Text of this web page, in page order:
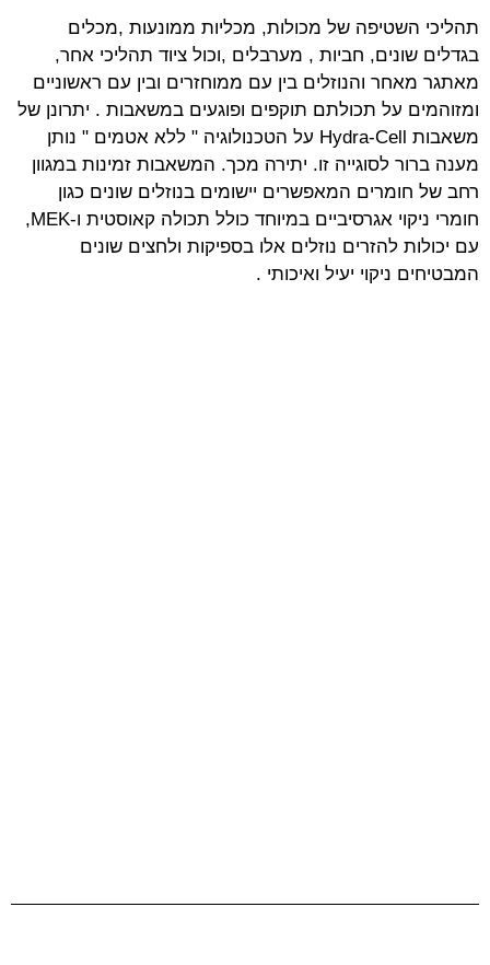
תהליכי השטיפה של מכולות, מכליות ממונעות ,מכלים
בגדלים שונים, חביות , מערבלים ,וכול ציוד תהליכי אחר,
מאתגר מאחר והנוזלים בין עם ממוחזרים ובין עם ראשוניים
ומזוהמים על תכולתם תוקפים ופוגעים במשאבות . יתרונן של
משאבות Hydra-Cell על הטכנולוגיה " ללא אטמים " נותן
מענה ברור לסוגייה זו. יתירה מכך. המשאבות זמינות במגוון
רחב של חומרים המאפשרים יישומים בנוזלים שונים כגון
חומרי ניקוי אגרסיביים במיוחד כולל תכולה קאוסטית ו-MEK,
עם יכולות להזרים נוזלים אלו בספיקות ולחצים שונים
המבטיחים ניקוי יעיל ואיכותי .